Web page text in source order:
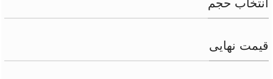
انتخاب حجم
قیمت نهایی